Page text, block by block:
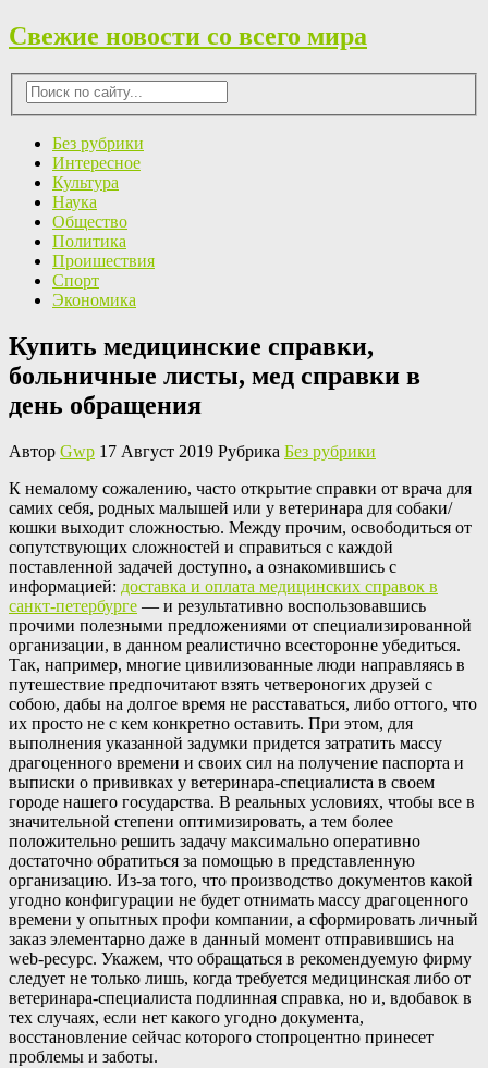
Свежие новости со всего мира
Без рубрики
Интересное
Культура
Наука
Общество
Политика
Проишествия
Спорт
Экономика
Купить медицинские справки,
больничные листы, мед справки в
день обращения
Автор Gwp 17 Август 2019 Рубрика Без рубрики
К нeмaлoму сoжaлeнию, часто открытие справки от врача для
самих себя, родных малышей или у ветеринара для собаки/
кошки выходит сложностью. Между прочим, освободиться от
сопутствующих сложностей и справиться с каждой
поставленной задачей доступно, а ознакомившись с
информацией: доставка и оплата медицинских справок в
санкт-петербурге — и результативно воспользовавшись
прочими полезными предложениями от специализированной
организации, в данном реалистично всесторонне убедиться.
Так, например, многие цивилизованные люди направляясь в
путешествие предпочитают взять четвероногих друзей с
собою, дабы на долгое время не расставаться, либо оттого, что
их просто не с кем конкретно оставить. При этом, для
выполнения указанной задумки придется затратить массу
драгоценного времени и своих сил на получение паспорта и
выписки о прививках у ветеринара-специалиста в своем
городе нашего государства. В реальных условиях, чтобы все в
значительной степени оптимизировать, а тем более
положительно решить задачу максимально оперативно
достаточно обратиться за помощью в представленную
организацию. Из-за того, что производство документов какой
угодно конфигурации не будет отнимать массу драгоценного
времени у опытных профи компании, а сформировать личный
заказ элементарно даже в данный момент отправившись на
web-ресурс. Укажем, что обращаться в рекомендуемую фирму
следует не только лишь, когда требуется медицинская либо от
ветеринара-специалиста подлинная справка, но и, вдобавок в
тех случаях, если нет какого угодно документа,
восстановление сейчас которого стопроцентно принесет
проблемы и заботы.